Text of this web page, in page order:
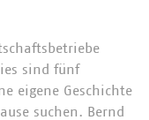
sind fünf
eigene Geschichte
suchen. Bernd